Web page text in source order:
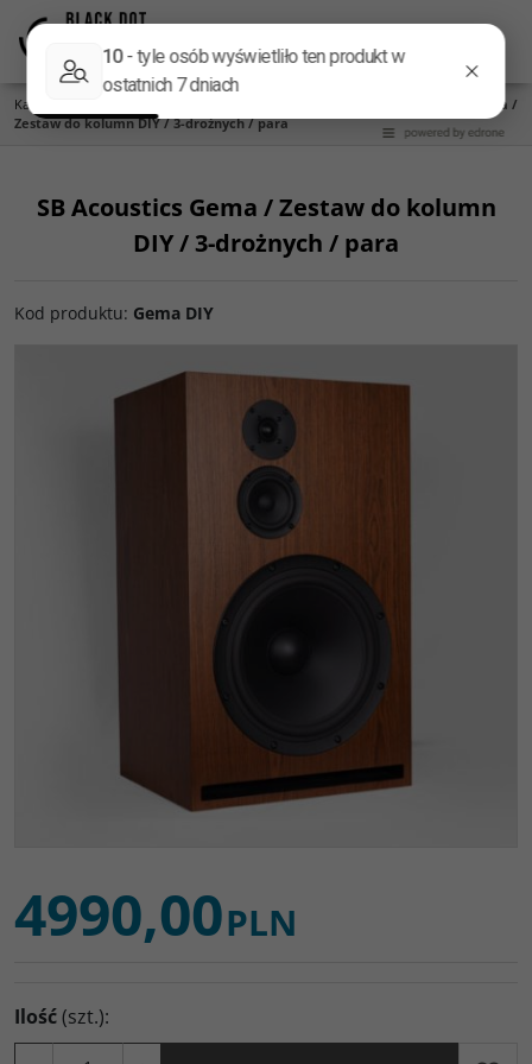
MenuPanelLang
Kategoria główna
SB Acoustics Gema /
Zestaw do kolumn DIY / 3-drożnych / para
SB Acoustics Gema / Zestaw do kolumn
DIY / 3-drożnych / para
Kod produktu: Gema DIY
4990,00PLN
Ilość(szt.):